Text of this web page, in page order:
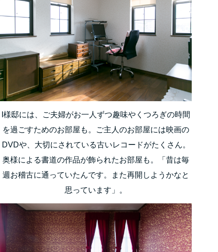
I様邸には、ご夫婦がお一人ずつ趣味やくつろぎの時間
を過ごすためのお部屋も。ご主人のお部屋には映画の
DVDや、大切にされている古いレコードがたくさん。
奥様による書道の作品が飾られたお部屋も。「昔は毎
週お稽古に通っていたんです。また再開しようかなと
思っています」。